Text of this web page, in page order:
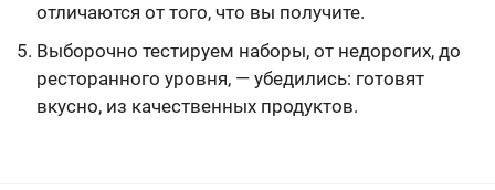
отличаются от того, что вы получите.
Выборочно тестируем наборы, от недорогих, до
ресторанного уровня, — убедились: готовят
вкусно, из качественных продуктов.